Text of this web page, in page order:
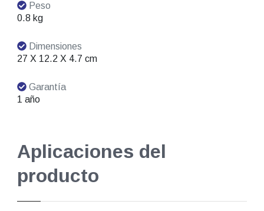
Peso
0.8 kg
Dimensiones
27 X 12.2 X 4.7 cm
Garantía
1 año
Aplicaciones del
producto